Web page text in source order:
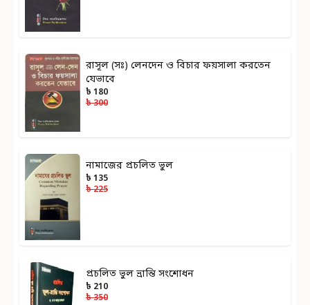
রাসূল (সঃ) লেনদেন ও বিচার ফয়সালা করতেন
যেভাবে
৳ 180
৳ 300
নামাজের প্রচলিত ভুল
৳ 135
৳ 225
প্রচলিত ভুল ভ্রান্তি সংশোধন
৳ 210
৳ 350